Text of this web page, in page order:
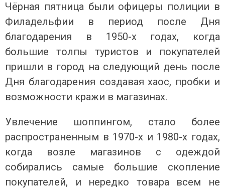
Чёрная пятница были офицеры полиции в
Филадельфии в период после Дня
благодарения в 1950-х годах, когда
большие толпы туристов и покупателей
пришли в город на следующий день после
Дня благодарения создавая хаос, пробки и
возможности кражи в магазинах.
Увлечение шоппингом, стало более
распространенным в 1970-х и 1980-х годах,
когда возле магазинов с одеждой
собирались самые большие скопление
покупателей, и нередко товара всем не